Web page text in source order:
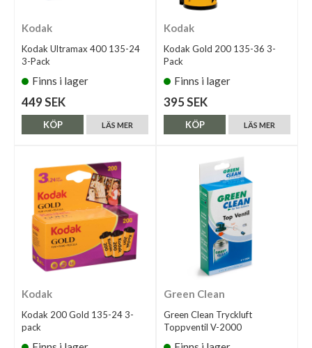
Kodak
Kodak Ultramax 400 135-24
3-Pack
Finns i lager
449 SEK
LÄS MER
KÖP
Kodak
Kodak Gold 200 135-36 3-
Pack
Finns i lager
395 SEK
LÄS MER
KÖP
Kodak
Kodak 200 Gold 135-24 3-
pack
Green Clean
Green Clean Tryckluft
Toppventil V-2000